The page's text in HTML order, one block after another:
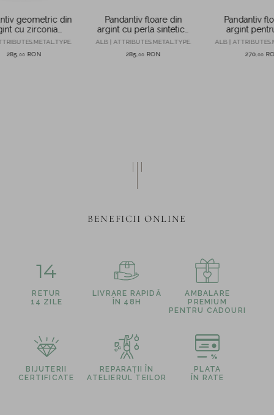
geometric din
cu zirconia
solitaire
285 00 RON
Pandantiv floare din
argint cu perla sintetica
si zirconii
ALB | ATTRIBUTES.METAL.TYPE.
285 00 RON
Pandantiv
argint
ALB |
270 00
BENEFICII ONLINE
14
RETUR
14 ZILE
LIVRARE RAPIDĂ
ÎN 48H
AMBALARE
PREMIUM
PENTRU CADOURI
BIJUTERII
CERTIFICATE
REPARAȚII ÎN
ATELIERUL TEILOR
PLATA
ÎN RATE